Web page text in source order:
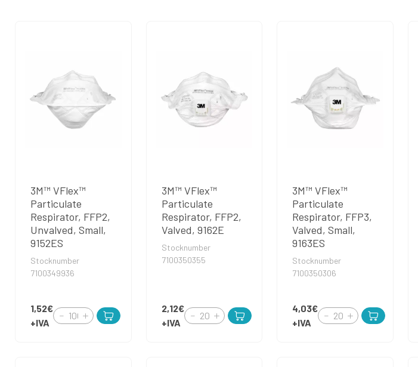
3M™ VFlex™
Particulate
Respirator, FFP2,
Unvalved, Small,
9152ES
Stocknumber
7100349936
1,52€
+IVA
3M™ VFlex™
Particulate
Respirator, FFP2,
Valved, 9162E
Stocknumber
7100350355
2,12€
+IVA
3M™ VFlex™
Particulate
Respirator, FFP3,
Valved, Small,
9163ES
Stocknumber
7100350306
4,03€
+IVA